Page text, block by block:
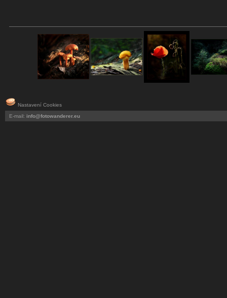
Nastavení Cookies
E-mail: info@fotowanderer.eu